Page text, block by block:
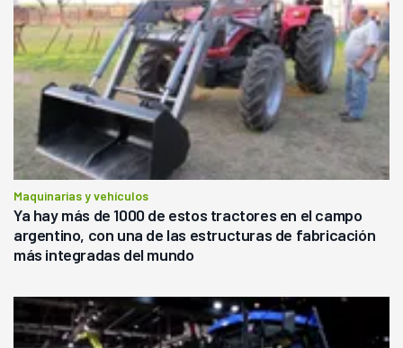
Maquinarias y vehículos
Ya hay más de 1000 de estos tractores en el campo
argentino, con una de las estructuras de fabricación
más integradas del mundo